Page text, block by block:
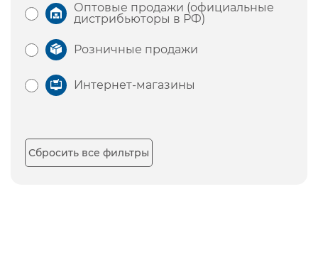
Оптовые продажи (официальные
дистрибьюторы в РФ)
Розничные продажи
Интернет-магазины
Сбросить все фильтры